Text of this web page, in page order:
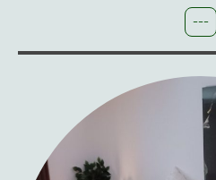
---